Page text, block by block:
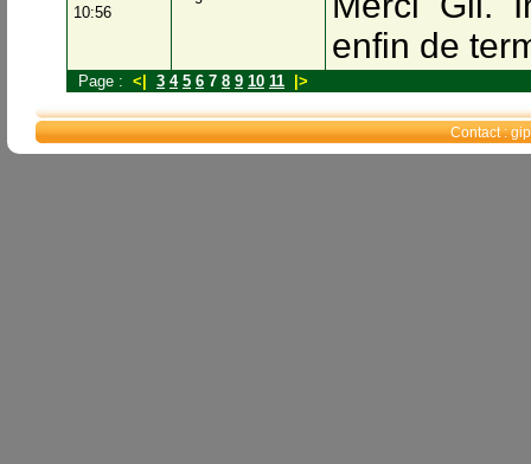
10:56
enfin de
Page : <| 3 4 5 6 7 8 9 10 11 |>
Contact :